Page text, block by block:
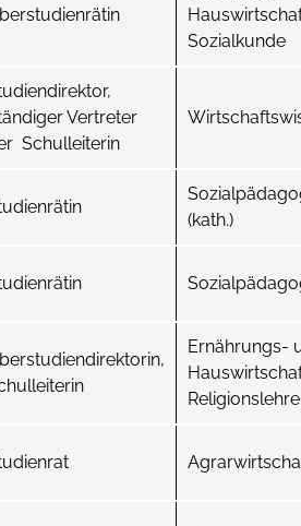
Sozialkunde
Vertreter
Schulleiterin
(kath.)
Ernährungs-